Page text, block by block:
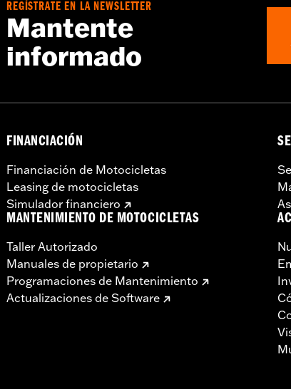
REGÍSTRATE EN LA NEWSLETTER
Mantente
informado
FINANCIACIÓN
Financiación de Motocicletas
Leasing de motocicletas
Simulador financiero
MANTENIMIENTO DE MOTOCICLETAS
Taller Autorizado
Manuales de propietario
Programaciones de Mantenimiento
Actualizaciones de Software